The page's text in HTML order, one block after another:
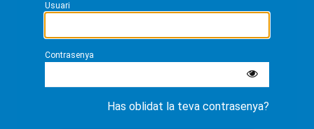
Usuari
Contrasenya
Has oblidat la teva contrasenya?